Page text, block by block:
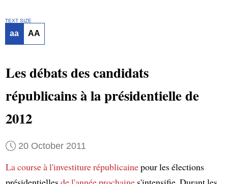
TEXT SIZE
aa AA
Les débats des candidats
républicains à la présidentielle de
2012
20 October 2011
La course à l'investiture républicainepour les élections